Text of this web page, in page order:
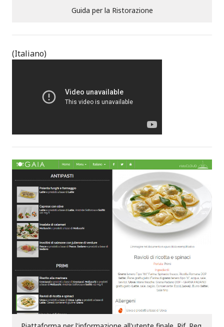
Guida per la Ristorazione
(Italiano)